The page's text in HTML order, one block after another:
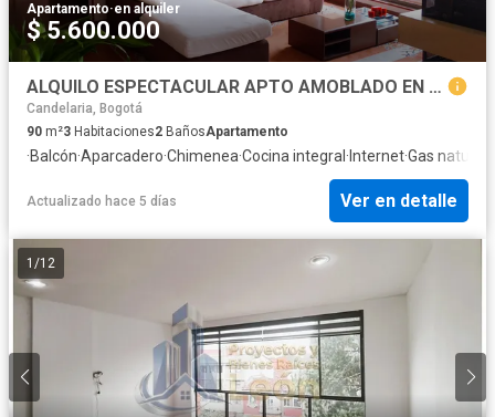
Apartamento·en alquiler
$ 5.600.000
ALQUILO ESPECTACULAR APTO AMOBLADO EN BOGOTA SALITRE
Candelaria, Bogotá
90 m²3 Habitaciones2 BañosApartamento
·Balcón·Aparcadero·Chimenea·Cocina integral · Internet·Gas natural
Actualizado hace 5 días Ver en detalle
1 /12